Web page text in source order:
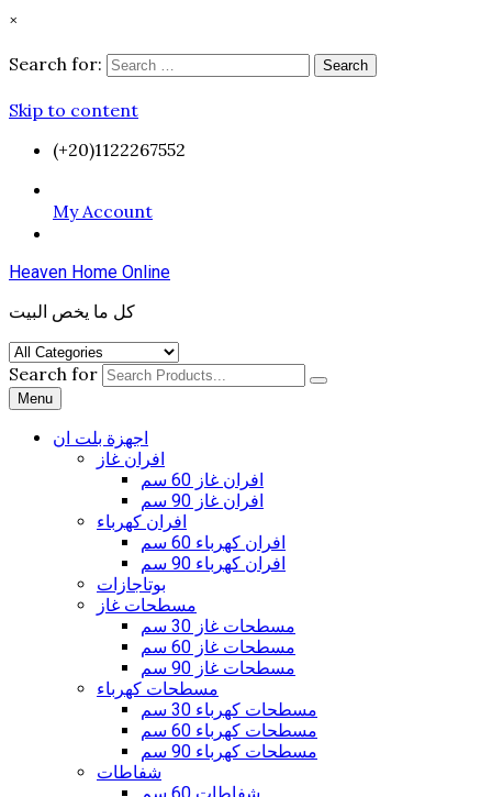
×
Search for:
Search
Skip to content
(+20)1122267552
My Account
Heaven Home Online
كل ما يخص البيت
Search for
Menu
اجهزة بلت ان
افران غاز
افران غاز 60 سم
افران غاز 90 سم
افران كهرباء
افران كهرباء 60 سم
افران كهرباء 90 سم
بوتاجازات
مسطحات غاز
مسطحات غاز 30 سم
مسطحات غاز 60 سم
مسطحات غاز 90 سم
مسطحات كهرباء
مسطحات كهرباء 30 سم
مسطحات كهرباء 60 سم
مسطحات كهرباء 90 سم
شفاطات